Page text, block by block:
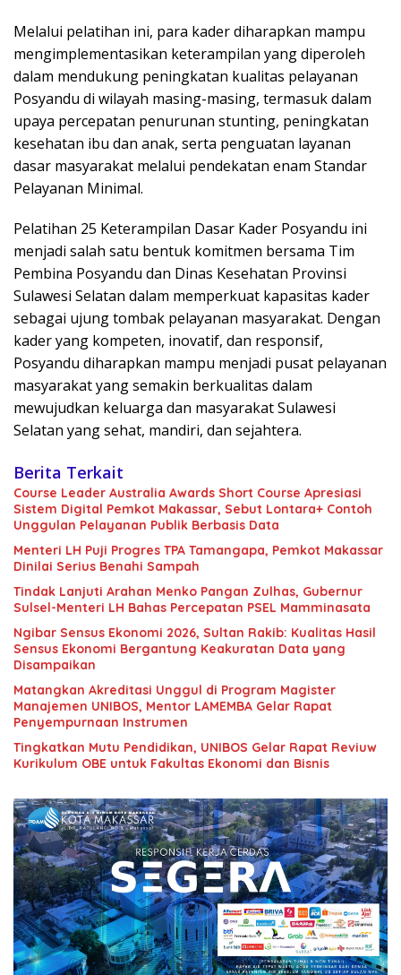
Melalui pelatihan ini, para kader diharapkan mampu
mengimplementasikan keterampilan yang diperoleh
dalam mendukung peningkatan kualitas pelayanan
Posyandu di wilayah masing-masing, termasuk dalam
upaya percepatan penurunan stunting, peningkatan
kesehatan ibu dan anak, serta penguatan layanan
dasar masyarakat melalui pendekatan enam Standar
Pelayanan Minimal.
Pelatihan 25 Keterampilan Dasar Kader Posyandu ini
menjadi salah satu bentuk komitmen bersama Tim
Pembina Posyandu dan Dinas Kesehatan Provinsi
Sulawesi Selatan dalam memperkuat kapasitas kader
sebagai ujung tombak pelayanan masyarakat. Dengan
kader yang kompeten, inovatif, dan responsif,
Posyandu diharapkan mampu menjadi pusat pelayanan
masyarakat yang semakin berkualitas dalam
mewujudkan keluarga dan masyarakat Sulawesi
Selatan yang sehat, mandiri, dan sejahtera.
Berita Terkait
Course Leader Australia Awards Short Course Apresiasi
Sistem Digital Pemkot Makassar, Sebut Lontara+ Contoh
Unggulan Pelayanan Publik Berbasis Data
Menteri LH Puji Progres TPA Tamangapa, Pemkot Makassar
Dinilai Serius Benahi Sampah
Tindak Lanjuti Arahan Menko Pangan Zulhas, Gubernur
Sulsel-Menteri LH Bahas Percepatan PSEL Mamminasata
Ngibar Sensus Ekonomi 2026, Sultan Rakib: Kualitas Hasil
Sensus Ekonomi Bergantung Keakuratan Data yang
Disampaikan
Matangkan Akreditasi Unggul di Program Magister
Manajemen UNIBOS, Mentor LAMEMBA Gelar Rapat
Penyempurnaan Instrumen
Tingkatkan Mutu Pendidikan, UNIBOS Gelar Rapat Reviuw
Kurikulum OBE untuk Fakultas Ekonomi dan Bisnis